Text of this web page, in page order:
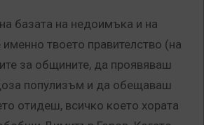
базата на недоимъка и на
твоето правителство (на
за общините, да проявяваш
популизъм и да обещаваш
отидеш, всичко което хората